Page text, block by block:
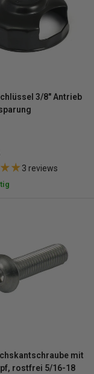
3/8" Antrieb
3 reviews
mit
rostfrei 5/16-18